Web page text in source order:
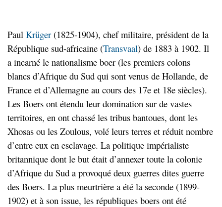
Paul Krüger (1825-1904), chef militaire, président de la
République sud-africaine (Transvaal) de 1883 à 1902. Il
a incarné le nationalisme boer (les premiers colons
blancs d’Afrique du Sud qui sont venus de Hollande, de
France et d’Allemagne au cours des 17e et 18e siècles).
Les Boers ont étendu leur domination sur de vastes
territoires, en ont chassé les tribus bantoues, dont les
Xhosas ou les Zoulous, volé leurs terres et réduit nombre
d’entre eux en esclavage. La politique impérialiste
britannique dont le but était d’annexer toute la colonie
d’Afrique du Sud a provoqué deux guerres dites guerre
des Boers. La plus meurtrière a été la seconde (1899-
1902) et à son issue, les républiques boers ont été